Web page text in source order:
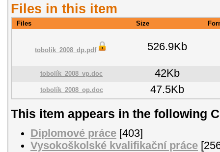
Files in this item
Files Size
tobolík_2008_dp.pdf 526.9Kb
tobolík_2008_vp.doc 42Kb
tobolík_2008_op.doc 47.5Kb
This item appears in the following
Diplomové práce [403]
Vysokoškolské kvalifikační práce